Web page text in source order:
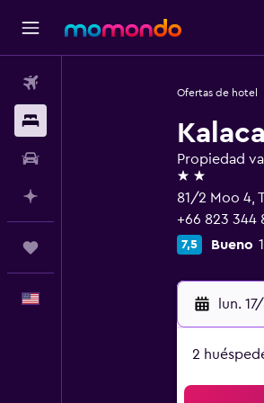
Ofertas de hotel
Propiedad
2 estrellas
81/2 Moo 4,
+66 823 344
7,5 Bueno
lun.
2